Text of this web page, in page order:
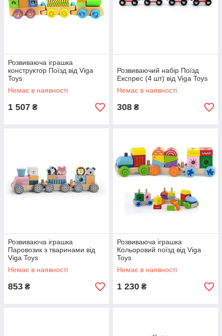
Розвиваюча іграшка
конструктор Поїзд від Viga
Toys
Немає в наявності
1 507 ₴
Розвиваючий набір Поїзд
Експрес (4 шт) від Viga Toys
Немає в наявності
308 ₴
Розвиваюча іграшка
Паровозик з тваринами від
Viga Toys
Немає в наявності
853 ₴
Розвиваюча іграшка
Кольоровий поїзд від Viga
Toys
Немає в наявності
1 230 ₴